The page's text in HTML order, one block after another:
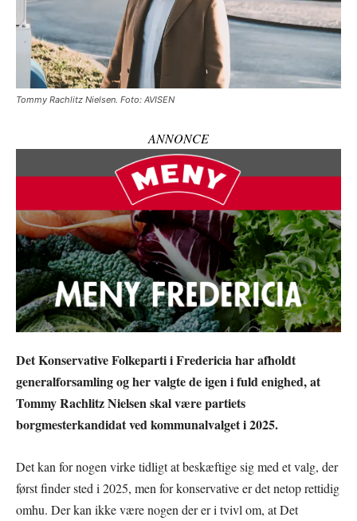
Tommy Rachlitz Nielsen. Foto: AVISEN
ANNONCE
Det Konservative Folkeparti i Fredericia har afholdt
generalforsamling og her valgte de igen i fuld enighed, at
Tommy Rachlitz Nielsen skal være partiets
borgmesterkandidat ved kommunalvalget i 2025.
Det kan for nogen virke tidligt at beskæftige sig med et valg, der
først finder sted i 2025, men for konservative er det netop rettidig
omhu. Der kan ikke være nogen der er i tvivl om, at Det